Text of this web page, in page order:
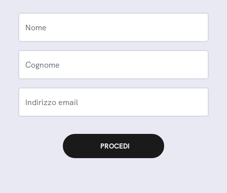
Nome
Cognome
Indirizzo email